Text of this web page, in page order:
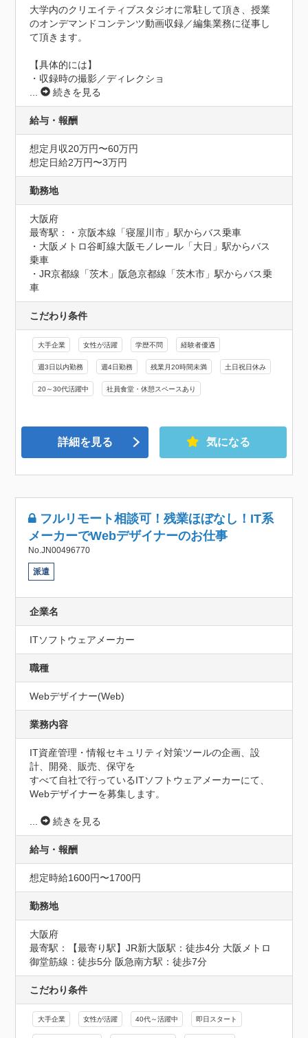
大学内のクリエイティブスタジオに常駐して頂き、授業
のオンデマンドコンテンツ動画収録／編集業務に従事し
て頂きます。
【具体的には】
・収録時の撮影／ディレクショ
...
続きを見る
給与・報酬
想定月収20万円〜60万円
想定日給2万円〜3万円
勤務地
大阪府
最寄駅：・京阪本線「寝屋川市」駅からバス乗車
・大阪メトロ谷町線大阪モノレール「大日」駅からバス
乗車
・JR京都線「茨木」阪急京都線「茨木市」駅からバス乗
車
こだわり条件
大手企業 女性が活躍 学歴不問 経験者優遇
週3日以内勤務 週4日勤務 残業月20時間未満 土日祝日休み
20～30代活躍中 社員食堂・休憩スペースあり
詳細を見る 気になる
フルリモート相談可！残業ほぼなし！IT系
メーカーでWebデザイナーのお仕事
No.JN00496770
派遣
企業名
ITソフトウェアメーカー
職種
Webデザイナー(Web)
業務内容
IT資産管理・情報セキュリティ対策ツールの企画、設
計、開発、販売、保守を
すべて自社で行っているITソフトウェアメーカーにて、
Webデザイナーを募集します。
... 続きを見る
給与・報酬
想定時給1600円〜1700円
勤務地
大阪府
最寄駅：【最寄り駅】JR新大阪駅：徒歩4分 大阪メトロ
御堂筋線：徒歩5分 阪急南方駅：徒歩7分
こだわり条件
大手企業 女性が活躍 40代～活躍中 即日スタート